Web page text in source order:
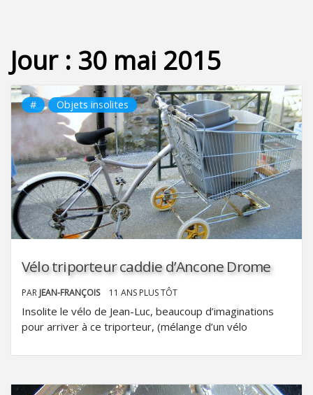
Jour : 30 mai 2015
# Objets insolites
Vélo triporteur caddie d’Ancone Drome
PAR JEAN-FRANÇOIS 11 ANS PLUS TÔT
Insolite le vélo de Jean-Luc, beaucoup d’imaginations
pour arriver à ce triporteur, (mélange d’un vélo